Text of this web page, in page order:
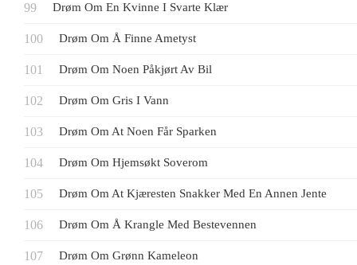
Drøm Om En Kvinne I Svarte Klær
Drøm Om Å Finne Ametyst
Drøm Om Noen Påkjørt Av Bil
Drøm Om Gris I Vann
Drøm Om At Noen Får Sparken
Drøm Om Hjemsøkt Soverom
Drøm Om At Kjæresten Snakker Med En Annen Jente
Drøm Om Å Krangle Med Bestevennen
Drøm Om Grønn Kameleon